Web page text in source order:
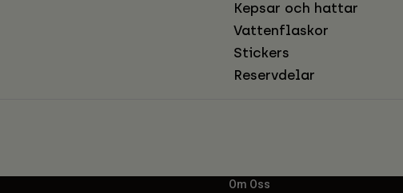
Kepsar och hattar
Vattenflaskor
Stickers
Reservdelar
Om Oss